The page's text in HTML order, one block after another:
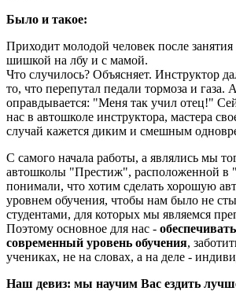
Было и такое:
Приходит молодой человек после
шишкой на лбу и с мамой.
Что случилось? Объясняет. Инструктор
то, что перепутал педали тормоза и газа.
оправдывается: "Меня так учил отец!"
нас в автошколе инструктора, мастера
случай кажется диким и смешным
С самого начала работы, а являлись мы
автошколы "Престиж", расположенной
понимали, что хотим сделать хорошую
уровнем обучения, чтобы нам было не
студентами, для которых мы являемся
Поэтому основное для нас -
современный уровень обучения,
учениках, не на словах, а на деле -
Наш девиз: мы научим Вас ездить